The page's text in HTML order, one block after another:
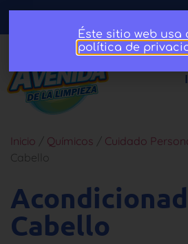
Inicio Químicos Cuidado
Cabello
Cabello
Éste sitio web
política de